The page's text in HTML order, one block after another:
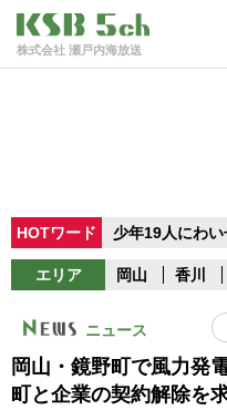
株式会社 瀬戸内海放送
HOTワード 少年19人にわ
エリア 岡山 香川
ニュース
岡山・鏡野町で風力
町と企業の契約解除を